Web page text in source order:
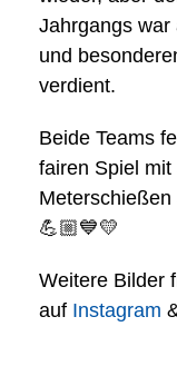
Jahrgangs war
und
verdient.
Beide Teams
fairen Spiel
💪🏼💙💛
Weitere Bilder
auf Instagram